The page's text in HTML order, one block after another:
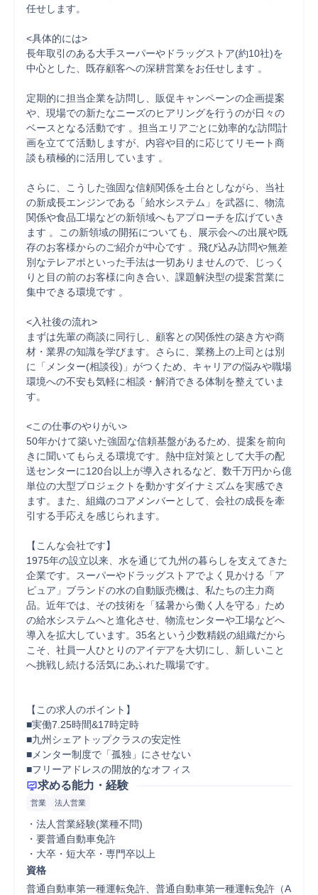
任せします。
<具体的には>
長年取引のある大手スーパーやドラッグストア(約10社)を
中心とした、既存顧客への深耕営業をお任せします 。
定期的に担当企業を訪問し、販促キャンペーンの企画提案
や、現場での新たなニーズのヒアリングを行うのが日々の
ベースとなる活動です 。担当エリアごとに効率的な訪問計
画を立てて活動しますが、内容や目的に応じてリモート商
談も積極的に活用しています 。
さらに、こうした強固な信頼関係を土台としながら、当社
の新成長エンジンである「給水システム」を武器に、物流
関係や食品工場などの新領域へもアプローチを広げていき
ます 。この新領域の開拓についても、展示会への出展や既
存のお客様からのご紹介が中心です 。飛び込み訪問や無差
別なテレアポといった手法は一切ありませんので、じっく
りと目の前のお客様に向き合い、課題解決型の提案営業に
集中できる環境です 。
<入社後の流れ>
まずは先輩の商談に同行し、顧客との関係性の築き方や商
材・業界の知識を学びます。さらに、業務上の上司とは別
に「メンター(相談役)」がつくため、キャリアの悩みや職場
環境への不安も気軽に相談・解消できる体制を整えていま
す。
<この仕事のやりがい>
50年かけて築いた強固な信頼基盤があるため、提案を前向
きに聞いてもらえる環境です。熱中症対策として大手の配
送センターに120台以上が導入されるなど、数千万円から億
単位の大型プロジェクトを動かすダイナミズムを実感でき
ます。また、組織のコアメンバーとして、会社の成長を牽
引する手応えを感じられます。
【こんな会社です】
1975年の設立以来、水を通じて九州の暮らしを支えてきた
企業です。スーパーやドラッグストアでよく見かける「ア
ピュア」ブランドの水の自動販売機は、私たちの主力商
品。近年では、その技術を「猛暑から働く人を守る」ため
の給水システムへと進化させ、物流センターや工場などへ
導入を拡大しています。35名という少数精鋭の組織だから
こそ、社員一人ひとりのアイデアを大切にし、新しいこと
へ挑戦し続ける活気にあふれた職場です。
【この求人のポイント】
■実働7.25時間&17時定時
■九州シェアトップクラスの安定性
■メンター制度で「孤独」にさせない
■フリーアドレスの開放的なオフィス
求める能力・経験
営業 法人営業
・法人営業経験(業種不問)
・要普通自動車免許
・大卒・短大卒・専門卒以上
資格
普通自動車第一種運転免許、普通自動車第一種運転免許（A